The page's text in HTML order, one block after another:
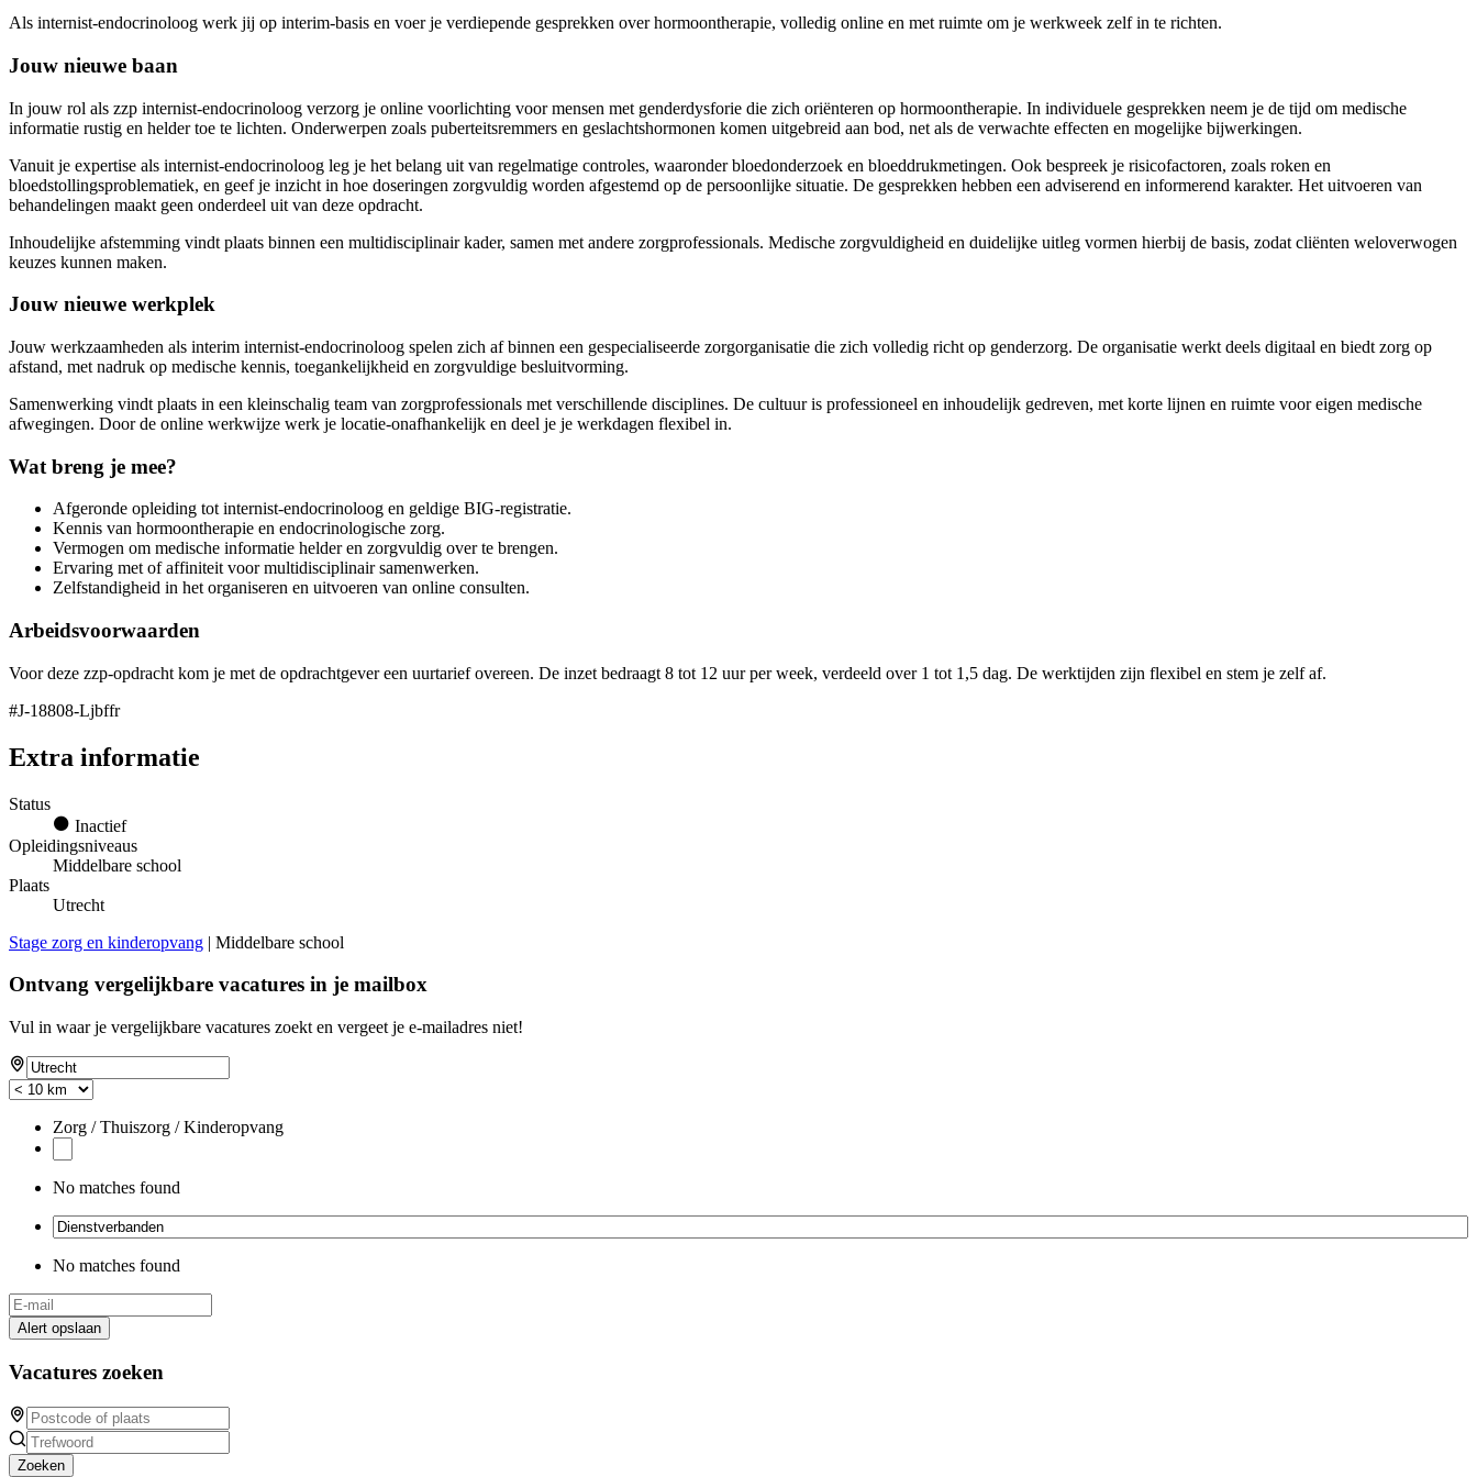
Als internist-endocrinoloog werk jij op interim-basis en voer je verdiepende gesprekken over hormoontherapie, volledig online en met ruimte om je werkweek zelf in te richten.
Jouw nieuwe baan
In jouw rol als zzp internist-endocrinoloog verzorg je online voorlichting voor mensen met genderdysforie die zich oriënteren op hormoontherapie. In individuele gesprekken neem je de tijd om medische
informatie rustig en helder toe te lichten. Onderwerpen zoals puberteitsremmers en geslachtshormonen komen uitgebreid aan bod, net als de verwachte effecten en mogelijke bijwerkingen.
Vanuit je expertise als internist-endocrinoloog leg je het belang uit van regelmatige controles, waaronder bloedonderzoek en bloeddrukmetingen. Ook bespreek je risicofactoren, zoals roken en
bloedstollingsproblematiek, en geef je inzicht in hoe doseringen zorgvuldig worden afgestemd op de persoonlijke situatie. De gesprekken hebben een adviserend en informerend karakter. Het uitvoeren van
behandelingen maakt geen onderdeel uit van deze opdracht.
Inhoudelijke afstemming vindt plaats binnen een multidisciplinair kader, samen met andere zorgprofessionals. Medische zorgvuldigheid en duidelijke uitleg vormen hierbij de basis, zodat cliënten weloverwogen
keuzes kunnen maken.
Jouw nieuwe werkplek
Jouw werkzaamheden als interim internist-endocrinoloog spelen zich af binnen een gespecialiseerde zorgorganisatie die zich volledig richt op genderzorg. De organisatie werkt deels digitaal en biedt zorg op
afstand, met nadruk op medische kennis, toegankelijkheid en zorgvuldige besluitvorming.
Samenwerking vindt plaats in een kleinschalig team van zorgprofessionals met verschillende disciplines. De cultuur is professioneel en inhoudelijk gedreven, met korte lijnen en ruimte voor eigen medische
afwegingen. Door de online werkwijze werk je locatie-onafhankelijk en deel je je werkdagen flexibel in.
Wat breng je mee?
Afgeronde opleiding tot internist-endocrinoloog en geldige BIG-registratie.
Kennis van hormoontherapie en endocrinologische zorg.
Vermogen om medische informatie helder en zorgvuldig over te brengen.
Ervaring met of affiniteit voor multidisciplinair samenwerken.
Zelfstandigheid in het organiseren en uitvoeren van online consulten.
Arbeidsvoorwaarden
Voor deze zzp-opdracht kom je met de opdrachtgever een uurtarief overeen. De inzet bedraagt 8 tot 12 uur per week, verdeeld over 1 tot 1,5 dag. De werktijden zijn flexibel en stem je zelf af.
#J-18808-Ljbffr
Extra informatie
Status
Inactief
Opleidingsniveaus
Middelbare school
Plaats
Utrecht
Stage zorg en kinderopvang | Middelbare school
Ontvang vergelijkbare vacatures in je mailbox
Vul in waar je vergelijkbare vacatures zoekt en vergeet je e-mailadres niet!
Zorg / Thuiszorg / Kinderopvang
No matches found
No matches found
Alert opslaan
Vacatures zoeken
Zoeken